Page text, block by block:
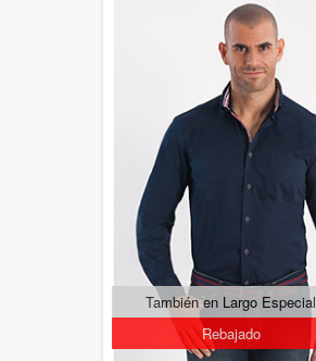
Rebajado
También en Largo Especial